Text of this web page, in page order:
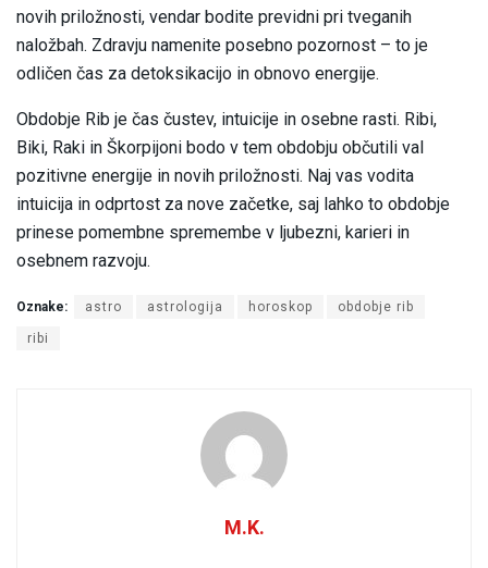
novih priložnosti, vendar bodite previdni pri tveganih
naložbah. Zdravju namenite posebno pozornost – to je
odličen čas za detoksikacijo in obnovo energije.
Obdobje Rib je čas čustev, intuicije in osebne rasti. Ribi,
Biki, Raki in Škorpijoni bodo v tem obdobju občutili val
pozitivne energije in novih priložnosti. Naj vas vodita
intuicija in odprtost za nove začetke, saj lahko to obdobje
prinese pomembne spremembe v ljubezni, karieri in
osebnem razvoju.
Oznake: astro astrologija horoskop obdobje rib
ribi
M.K.